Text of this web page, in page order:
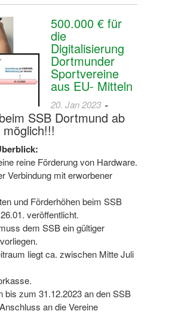
Sport
KINDER!
in NRW!
bleiben in NRW!
Älter werden" / "Bewegt gesund
für Frauen
/ Aqua-Step
in NRW suchen
500.000 € für
die
Digitalisierung
Dortmunder
Sportvereine
aus EU- Mitteln
20. Jan 2023 -
SSB Dortmund ab
möglich!!!
reine Förderung von Hardware.
Verbindung mit erworbener
und Förderhöhen beim SSB
veröffentlicht.
dem SSB ein gültiger
liegt ca. zwischen Mitte Juli
zum 31.12.2023 an den SSB
an die Vereine